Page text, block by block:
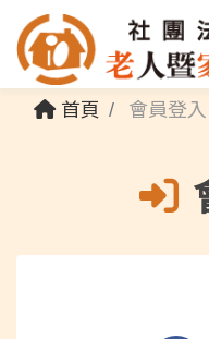
首頁 會員登入